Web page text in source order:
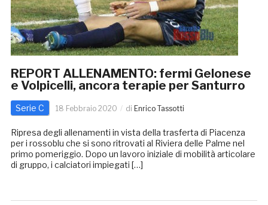
REPORT ALLENAMENTO: fermi Gelonese
e Volpicelli, ancora terapie per Santurro
Serie C 18 Febbraio 2020 di Enrico Tassotti
Ripresa degli allenamenti in vista della trasferta di Piacenza
per i rossoblu che si sono ritrovati al Riviera delle Palme nel
primo pomeriggio. Dopo un lavoro iniziale di mobilità articolare
di gruppo, i calciatori impiegati […]